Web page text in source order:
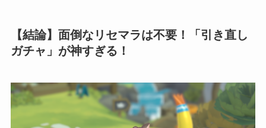
【結論】面倒なリセマラは不要！「引き直し
ガチャ」が神すぎる！